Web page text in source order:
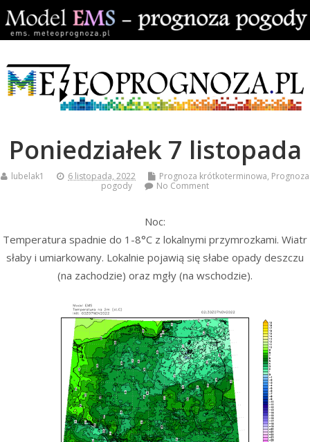
Poniedziałek 7 listopada
lubelak1 6 listopada, 2022 Prognoza krótkoterminowa, Prognoza
pogody
No Comment
Noc:
Temperatura spadnie do 1-8°C z lokalnymi przymrozkami. Wiatr
słaby i umiarkowany. Lokalnie pojawią się słabe opady deszczu
(na zachodzie) oraz mgły (na wschodzie).